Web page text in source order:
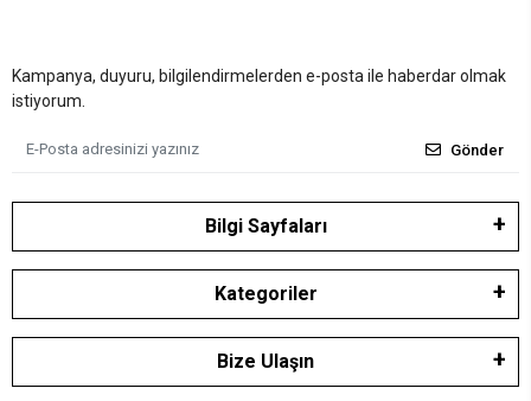
Kampanya, duyuru, bilgilendirmelerden e-posta ile haberdar olmak
istiyorum.
Gönder
Bilgi Sayfaları
Kategoriler
Bize Ulaşın